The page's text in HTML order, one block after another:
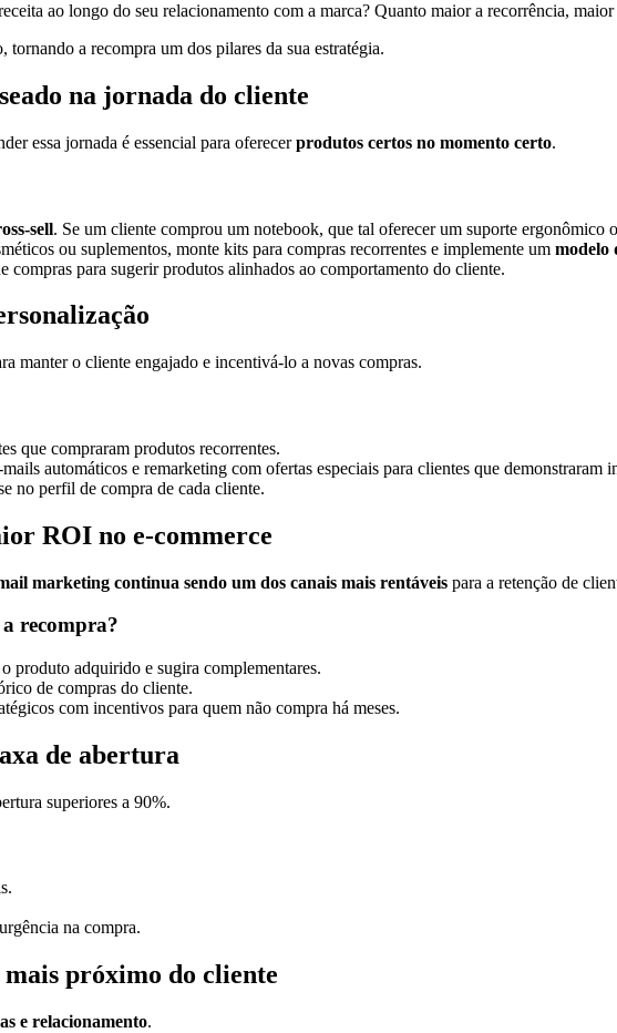
ao longo do seu relacionamento com a marca? Quanto maior a recorrência,
a recompra um dos pilares da sua estratégia.
na jornada do cliente
essa jornada é essencial para oferecerprodutos certos no momento certo.
sell. Se um cliente comprou um notebook, que tal oferecer um suporte ergonômico
ou suplementos, monte kits para compras recorrentes e implemente um modelo
compras para sugerir produtos alinhados ao comportamento do cliente.
manter o cliente engajado e incentivá-lo a novas compras.
que compraram produtos recorrentes.
automáticos e remarketing com ofertas especiais para clientes que demonstraram
no perfil de compra de cada cliente.
ROI no e-commerce
marketing continua sendo um dos canais mais rentáveis para a retenção de
recompra?
produto adquirido e sugira complementares.
de compras do cliente.
com incentivos para quem não compra há meses.
de abertura
superiores a 90%.
na compra.
próximo do cliente
e relacionamento.